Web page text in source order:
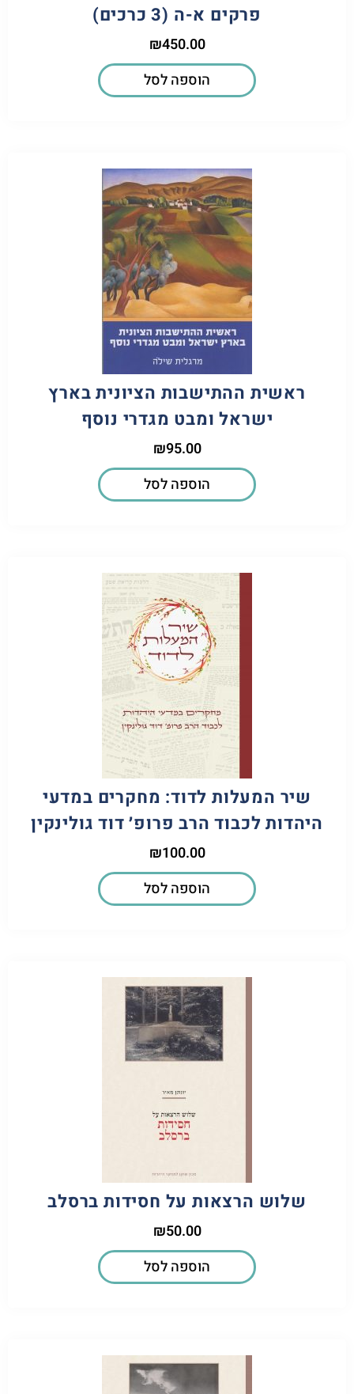
פרקים א-ה (3 כרכים)
₪450.00
הוספה לסל
ראשית ההתישבות הציונית בארץ
ישראל ומבט מגדרי נוסף
₪95.00
הוספה לסל
שיר המעלות לדוד: מחקרים במדעי
היהדות לכבוד הרב פרופ׳ דוד גולינקין
₪100.00
הוספה לסל
שלוש הרצאות על חסידות ברסלב
₪50.00
הוספה לסל